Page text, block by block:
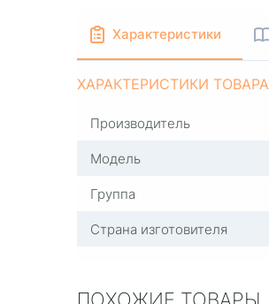
Характеристики
ХАРАКТЕРИСТИКИ ТОВАРА
Производитель
Модель
Группа
Страна изготовителя
ПОХОЖИЕ ТОВАРЫ